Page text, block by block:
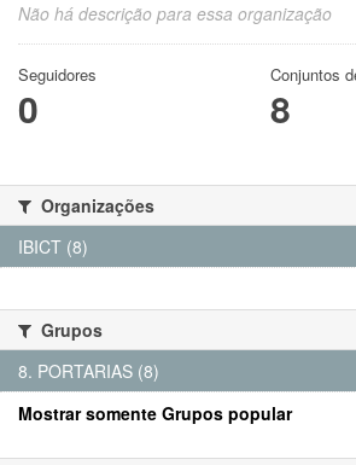
Não há descrição para essa organização
Seguidores
0
Conjuntos
8
Organizações
IBICT (8)
Grupos
8. PORTARIAS (8)
Mostrar somente Grupos popular